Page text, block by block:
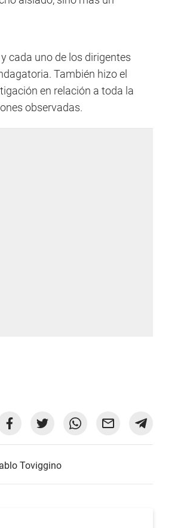
cada uno de los dirigentes
También hizo el
en relación a toda la
observadas.
Toviggino